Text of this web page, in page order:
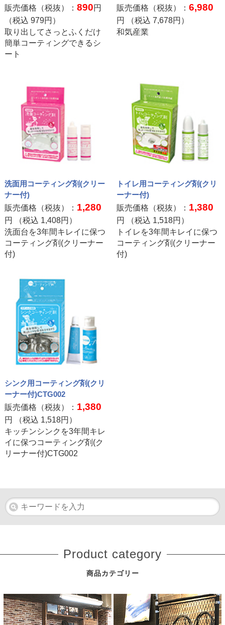
販売価格（税抜）： 890円
（税込 979円）
取り出してさっとふくだけ
簡単コーティングできるシ
ート
販売価格（税抜）：6,980
円 （税込7,678円）
和気産業
洗面用コーティング剤(クリー
ナー付)
販売価格（税抜）： 1,280
円 （税込 1,408円）
洗面台を3年間キレイに保つ
コーティング剤(クリーナー
付)
トイレ用コーティング剤(クリ
ーナー付)
販売価格（税抜）： 1,380
円 （税込 1,518円）
トイレを3年間キレイに保つ
コーティング剤(クリーナー
付)
シンク用コーティング剤(クリ
ーナー付)CTG002
販売価格（税抜）： 1,380
円 （税込 1,518円）
キッチンシンクを3年間キレ
イに保つコーティング剤(ク
リーナー付)CTG002
Product category
商品カテゴリー